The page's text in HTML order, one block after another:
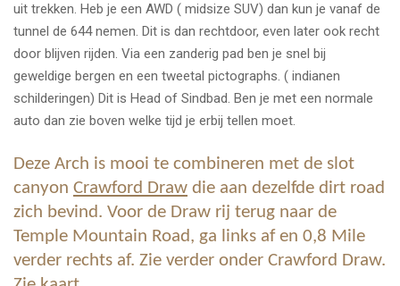
uit trekken. Heb je een AWD ( midsize SUV) dan kun je vanaf de
tunnel de 644 nemen. Dit is dan rechtdoor, even later ook recht
door blijven rijden. Via een zanderig pad ben je snel bij
geweldige bergen en een tweetal pictographs. ( indianen
schilderingen) Dit is Head of Sindbad. Ben je met een normale
auto dan zie boven welke tijd je erbij tellen moet.
Deze Arch is mooi te combineren met de slot
canyon Crawford Draw die aan dezelfde dirt road
zich bevind. Voor de Draw rij terug naar de
Temple Mountain Road, ga links af en 0,8 Mile
verder rechts af. Zie verder onder Crawford Draw.